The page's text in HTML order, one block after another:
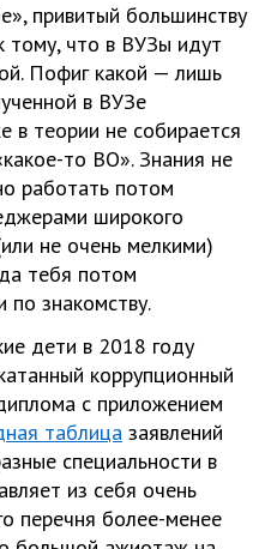
привитый большинству
тому, что в ВУЗы идут
Пофиг какой — лишь
в ВУЗе
в теории не собирается
то ВО». Знания не
работать потом
широкого
не очень мелкими)
тебя потом
по знакомству.
дети в 2018 году
коррупционный
с приложением
таблица заявлений
специальности в
из себя очень
перечня более-менее